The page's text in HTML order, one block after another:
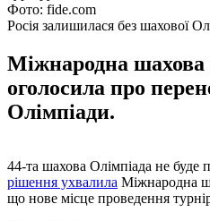
Фото: fide.com
Росія залишилася без шахової
Міжнародна шахова
оголосила про
Олімпіади.
44-та шахова Олімпіада не буде
рішення ухвалила Міжнародна
що нове місце проведення